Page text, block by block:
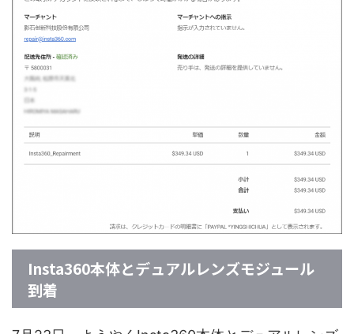
Insta360本体とデュアルレンズモジュール
到着